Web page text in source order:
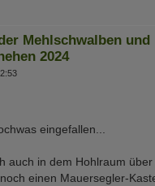
Mehlschwalben und
2024
eingefallen...
auch in dem Hohlraum über
einen Mauersegler-